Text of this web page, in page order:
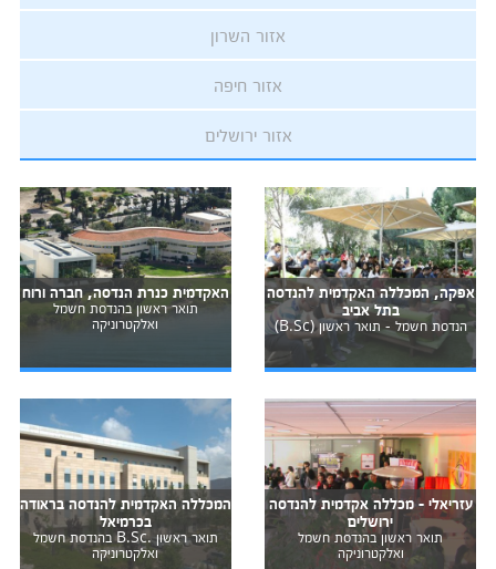
אזור השרון
אזור חיפה
אזור ירושלים
אפקה, המכללה האקדמית להנדסה
בתל אביב
הנדסת חשמל - תואר ראשון (B.Sc)
האקדמית כנרת הנדסה, חברה ורוח
תואר ראשון בהנדסת חשמל
ואלקטרוניקה
עזריאלי - מכללה אקדמית להנדסה
ירושלים
תואר ראשון בהנדסת חשמל
ואלקטרוניקה
המכללה האקדמית להנדסה בראודה
בכרמיאל
תואר ראשון .B.Sc בהנדסת חשמל
ואלקטרוניקה